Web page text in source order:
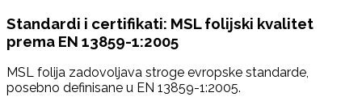
Standardi i certifikati: MSL folijski kvalitet
prema EN 13859-1:2005
MSL folija zadovoljava stroge evropske standarde,
posebno definisane u EN 13859-1:2005.